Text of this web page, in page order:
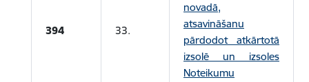
394 33.
novadā,
atsavināšanu
pārdodot atkārtotā
izsolē un izsoles
Noteikumu